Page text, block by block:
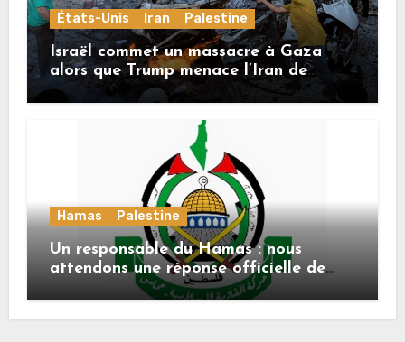
États-Unis Iran Palestine
Israël commet un massacre à Gaza
alors que Trump menace l’Iran de
«décapitation»
Hamas Palestine
Un responsable du Hamas : nous
attendons une réponse officielle de
Mladenov concernant la feuille de
route de la deuxième phase de l’accord